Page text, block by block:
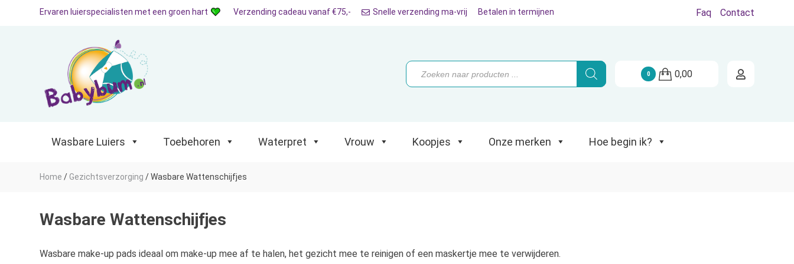
Wasbare Luiers Toebehoren Koopjes Onze merken Hoe begin ik?
Ervaren luierspecialisten met een groen hart Verzending cadeau vanaf €75,- Snelle verzending ma-vrij Betalen in termijnen Faq Contact
Producten
zoeken
0 0,00
Wasbare Luiers Toebehoren Waterpret Vrouw Koopjes Onze merken Hoe begin ik?
Home / Gezichtsverzorging /Wasbare Wattenschijfjes
Wasbare Wattenschijfjes
Wasbare make-up pads ideaal om make-up mee af te halen, het gezicht mee te reinigen of een maskertje mee te verwijderen.